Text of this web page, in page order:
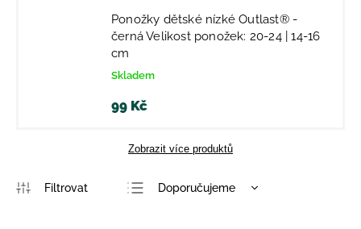
Ponožky dětské nízké Outlast® -
černá Velikost ponožek: 20-24 | 14-16
cm
Skladem
99 Kč
Zobrazit více produktů
Doporučujeme